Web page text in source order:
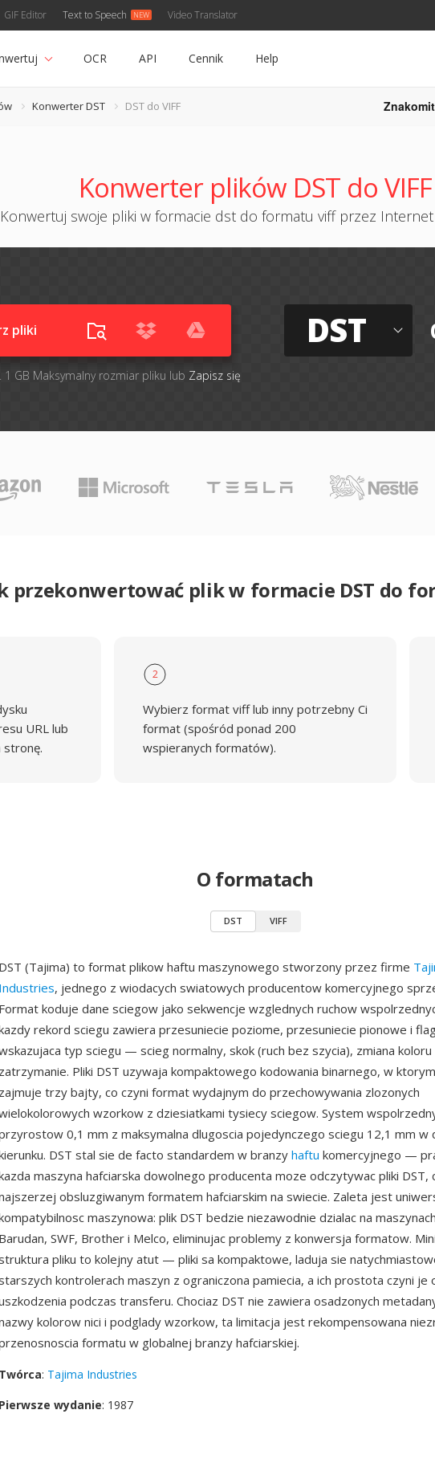
GIF Editor Text to Speech Video Translator
OCR API Cennik Help
Konwerter DST DST do VIFF
Konwerter plików DST do VIFF
Konwertuj swoje pliki w formacie dst do formatu viff przez Internet
pliki
GB Maksymalny rozmiar pliku lub Zapisz się
DST
przekonwertować plik w formacie DST do
URL lub
stronę.
2
Wybierz format viff lub inny potrzebny Ci
format (spośród ponad 200
wspieranych formatów).
O formatach
DST VIFF
DST (Tajima) to format plikow haftu maszynowego stworzony przez firme
Industries, jednego z wiodacych swiatowych producentow komercyjnego
Format koduje dane sciegow jako sekwencje wzglednych ruchow
rekord sciegu zawiera przesuniecie poziome, przesuniecie pionowe i
typ sciegu — scieg normalny, skok (ruch bez szycia), zmiana koloru
zatrzymanie. Pliki DST uzywaja kompaktowego kodowania binarnego, w
zajmuje trzy bajty, co czyni format wydajnym do przechowywania zlozonych
wzorkow z dziesiatkami tysiecy sciegow. System
0,1 mm z maksymalna dlugoscia pojedynczego sciegu 12,1 mm w
DST stal sie de facto standardem w branzy haftu komercyjnego —
maszyna hafciarska dowolnego producenta moze odczytywac pliki DST,
obsluzgiwanym formatem hafciarskim na swiecie. Zaleta jest
maszynowa: plik DST bedzie niezawodnie dzialac na
Barudan, SWF, Brother i Melco, eliminujac problemy z konwersja formatow.
pliku to kolejny atut — pliki sa kompaktowe, laduja sie
kontrolerach maszyn z ograniczona pamiecia, a ich prostota czyni je
podczas transferu. Chociaz DST nie zawiera osadzonych
kolorow nici i podglady wzorkow, ta limitacja jest rekompensowana
formatu w globalnej branzy hafciarskiej.
Twórca: Tajima Industries
Pierwsze wydanie: 1987